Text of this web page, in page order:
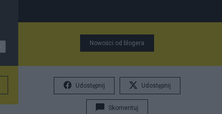
Nowości od blogera
Udostępnij Udostępnij
Skomentuj